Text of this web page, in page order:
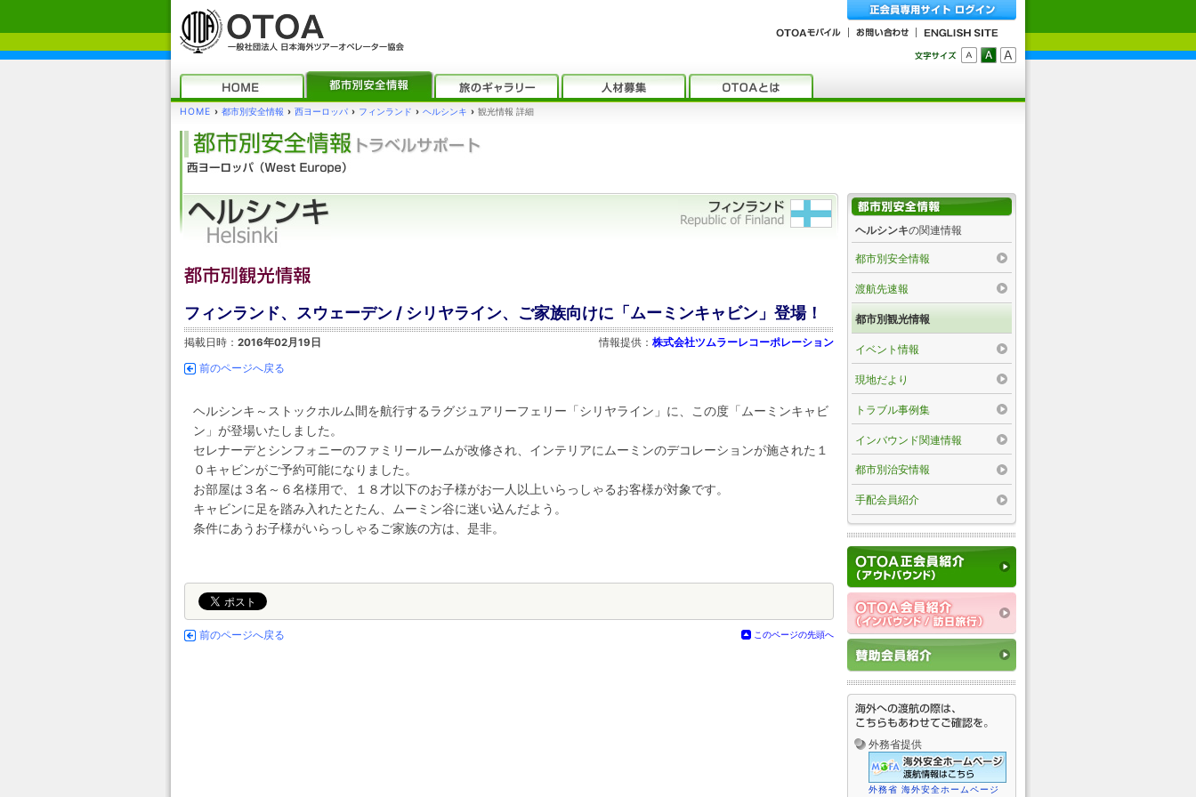
HOME › 都市別安全情報 › 西ヨーロッパ › フィンランド › ヘルシンキ › 観光情報 詳細
フィンランド、スウェーデン / シリヤライン、ご家族向けに「ムーミンキャビン」登場！
掲載日時： 2016年02月19日 情報提供： 株式会社ツムラーレコーポレーション
前のページへ戻る
ヘルシンキ～ストックホルム間を航行するラグジュアリーフェリー「シリヤライン」に、この度「ムーミンキャビ
ン」が登場いたしました。
セレナーデとシンフォニーのファミリールームが改修され、インテリアにムーミンのデコレーションが施された１
０キャビンがご予約可能になりました。
お部屋は３名～６名様用で、１８才以下のお子様がお一人以上いらっしゃるお客様が対象です。
キャビンに足を踏み入れたとたん、ムーミン谷に迷い込んだよう。
条件にあうお子様がいらっしゃるご家族の方は、是非。
前のページへ戻る このページの先頭へ
ヘルシンキの関連情報
都市別安全情報
渡航先速報
都市別観光情報
イベント情報
現地だより
トラブル事例集
インバウンド関連情報
都市別治安情報
手配会員紹介
外務省提供
外務省 海外安全ホームページ